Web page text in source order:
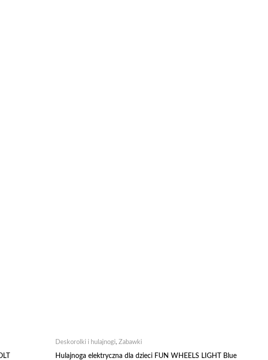
Deskorolki i hulajnogi, Zabawki
Hulajnoga elektryczna dla dzieci FUN WHEELS LIGHT Blue